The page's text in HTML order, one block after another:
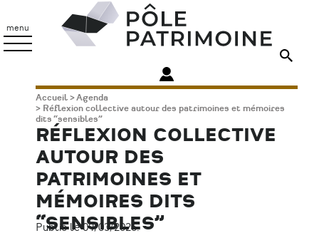
contenu
principal
menu
Patrimoine
Fil
d'Ariane
Accueil
Agenda
Réflexion collective autour des patrimoines et mémoires
dits “sensibles”
RÉFLEXION COLLECTIVE
AUTOUR DES
PATRIMOINES ET
MÉMOIRES DITS
“SENSIBLES”
Publié le 09/03/2026.